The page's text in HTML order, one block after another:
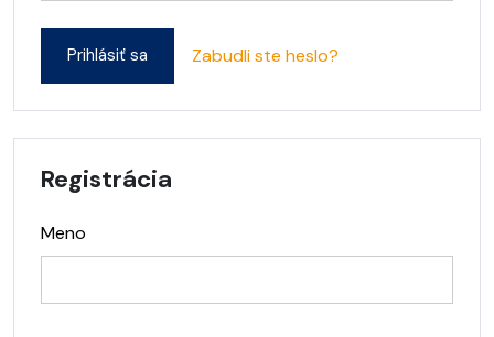
Zabudli ste heslo?
Registrácia
Meno